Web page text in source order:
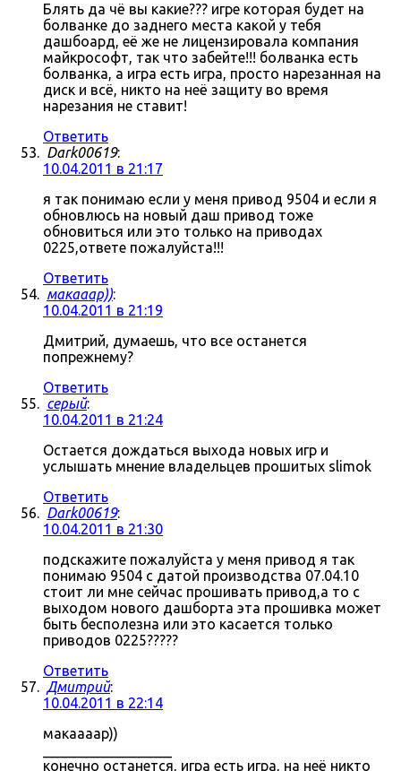
Блять да чё вы какие??? игре которая будет на
болванке до заднего места какой у тебя
дашбоард, её же не лицензировала компания
майкрософт, так что забейте!!! болванка есть
болванка, а игра есть игра, просто нарезанная на
диск и всё, никто на неё защиту во время
нарезания не ставит!
Ответить
Dark00619:
10.04.2011 в 21:17
я так понимаю если у меня привод 9504 и если я
обновлюсь на новый даш привод тоже
обновиться или это только на приводах
0225,ответе пожалуйста!!!
Ответить
макааар)):
10.04.2011 в 21:19
Дмитрий, думаешь, что все останется
попрежнему?
Ответить
серый:
10.04.2011 в 21:24
Остается дождаться выхода новых игр и
услышать мнение владельцев прошитых slimok
Ответить
Dark00619:
10.04.2011 в 21:30
подскажите пожалуйста у меня привод я так
понимаю 9504 с датой производства 07.04.10
стоит ли мне сейчас прошивать привод,а то с
выходом нового дашборта эта прошивка может
быть бесполезна или это касается только
приводов 0225?????
Ответить
Дмитрий:
10.04.2011 в 22:14
макаааар))
конечно останется, игра есть игра, на неё никто